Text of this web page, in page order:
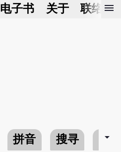
电子书 关于 联络我
menu
拼音 搜寻 书介
arrow_drop_down